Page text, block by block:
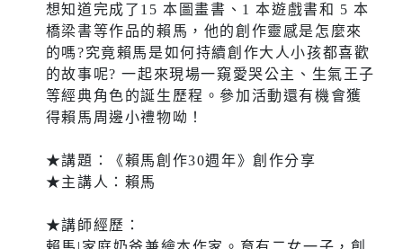
想知道完成了15 本圖畫書、1 本遊戲書和 5 本
橋梁書等作品的賴馬，他的創作靈感是怎麼來
的嗎?究竟賴馬是如何持續創作大人小孩都喜歡
的故事呢? 一起來現場一窺愛哭公主、生氣王子
等經典角色的誕生歷程。參加活動還有機會獲
得賴馬周邊小禮物呦！
★講題：《賴馬創作30週年》創作分享
★主講人：賴馬
★講師經歷：